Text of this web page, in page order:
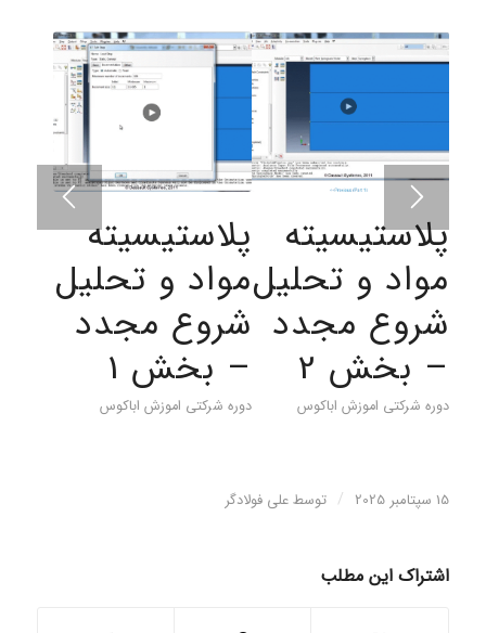
پلاستیسیته
مواد و تحلیل
شروع مجدد
– بخش 2
دوره شرکتی اموزش اباکوس
پلاستیسیته
مواد و تحلیل
شروع مجدد
– بخش 1
دوره شرکتی اموزش اباکوس
15 سپتامبر 2025 / توسطعلی فولادگر
اشتراک این مطلب